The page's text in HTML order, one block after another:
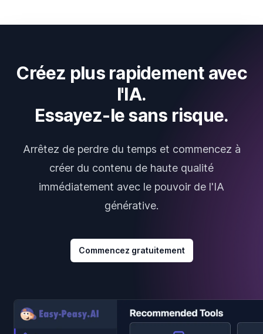
Créez plus rapidement avec
l'IA.
Essayez-le sans risque.
Arrêtez de perdre du temps et commencez à
créer du contenu de haute qualité
immédiatement avec le pouvoir de l'IA
générative.
Commencez gratuitement